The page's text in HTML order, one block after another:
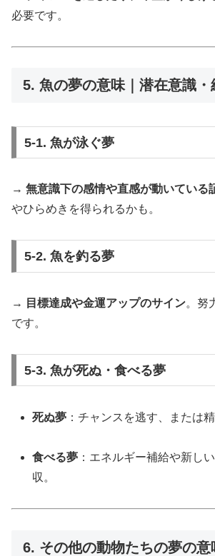
必要です。
5. 魚の夢の意味｜潜在意識
5-1. 魚が泳ぐ夢
→ 無意識下の感情や直感が動いている
やひらめきを得られるかも。
5-2. 魚を釣る夢
→ 目標達成や金運アップのサイン。努
です。
5-3. 魚が死ぬ・食べる夢
死ぬ夢 ：チャンスを逃す、または
食べる夢 ：エネルギー補給や新し
収。
6. その他の動物たちの夢の意